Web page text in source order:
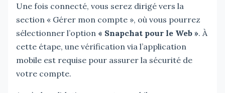
Une fois connecté, vous serez dirigé vers la
section « Gérer mon compte », où vous pourrez
sélectionner l’option « Snapchat pour le Web ». À
cette étape, une vérification via l’application
mobile est requise pour assurer la sécurité de
votre compte.